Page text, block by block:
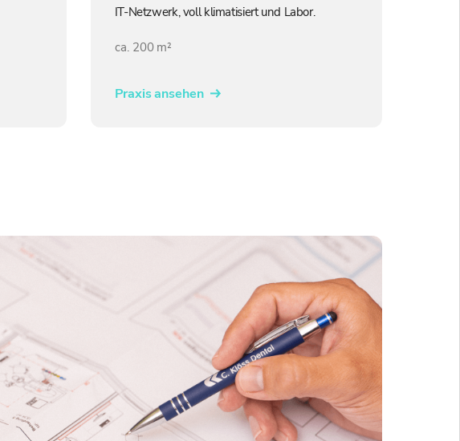
IT-Netzwerk, voll klimatisiert und Labor.
ca. 200 m²
Praxis ansehen